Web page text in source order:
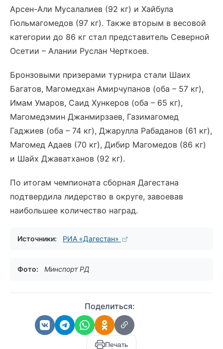
Арсен-Али Мусалалиев (92 кг) и Хайбула
Гюльмагомедов (97 кг). Также вторым в весовой
категории до 86 кг стал представитель Северной
Осетии – Алании Руслан Черткоев.
Бронзовыми призерами турнира стали Шаих
Багатов, Магомедхан Амирчупанов (оба – 57 кг),
Имам Умаров, Саид Хункеров (оба – 65 кг),
Магомедэмин Джанмирзаев, Газимагомед
Гаджиев (оба – 74 кг), Джарулла Рабаданов (61 кг),
Магомед Адаев (70 кг), Дибир Магомедов (86 кг)
и Шайх Джаватханов (92 кг).
По итогам чемпионата сборная Дагестана
подтвердила лидерство в округе, завоевав
наибольшее количество наград.
Источники: РИА «Дагестан»
Фото: Минспорт РД
Поделиться:
Печать